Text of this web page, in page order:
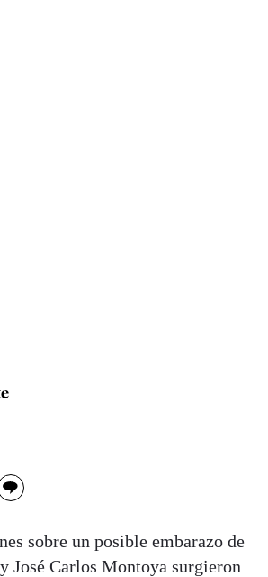
sobre un posible embarazo de
José Carlos Montoya surgieron